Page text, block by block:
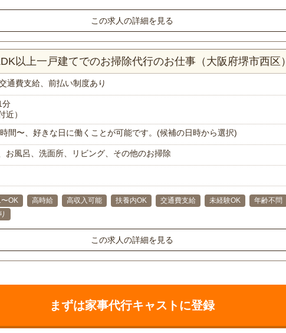
この求人の詳細を見る
以上一戸建てでのお掃除代行のお仕事（大阪府堺市西区）
交通費支給、前払い制度あり
分
近）
間〜、好きな日に働くことが可能です。(候補の日時から選択)
お風呂、洗面所、リビング、その他のお掃除
OK 高時給 高収入可能 扶養内OK 交通費支給 未経験OK 年齢不問
この求人の詳細を見る
まずは家事代行キャストに登録